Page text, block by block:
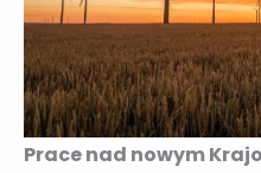
Prace nad nowym